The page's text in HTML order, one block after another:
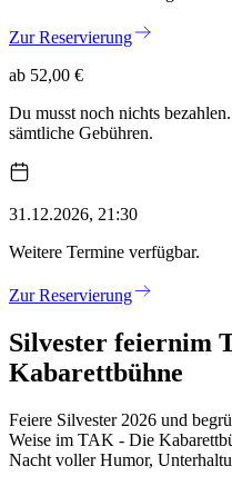
Zur Reservierung
ab 52,00 €
Du musst noch nichts
sämtliche Gebühren.
31.12.2026, 21:30
Weitere Termine verfügbar.
Zur Reservierung
Silvester feiernim
Kabarettbühne
Feiere Silvester 2026 und
Weise im TAK - Die
Nacht voller Humor,